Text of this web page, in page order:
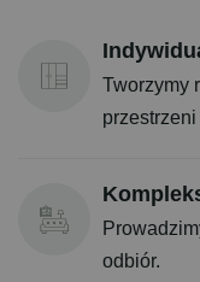
Tworzymy
odbiór.